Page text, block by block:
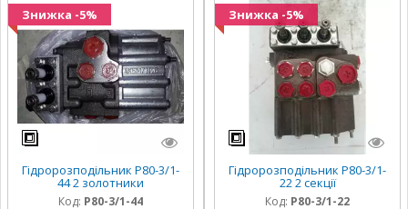
Знижка -5%
Гідророзподільник Р80-3/1-
44 2 золотники
Код: Р80-3/1-44
Знижка -5%
Гідророзподільник Р80-3/1-
22 2 секції
Код: Р80-3/1-22